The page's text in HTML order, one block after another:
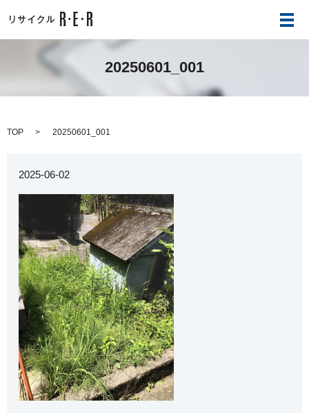
メ
20250601_001
TOP 20250601_001
2025-06-02